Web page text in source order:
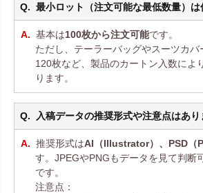
最小ロット（注文可能な最低数量）は
基本は100枚から注文可能です。
ただし、テーラーバッグやスーツカ
120枚など、製品のカートン入数によ
ります。
入稿データの推奨形式や注意点はあり
推奨形式はAI（Illustrator）、PSD（
す。JPEGやPNGもデータを見て判断
です。
注意点：